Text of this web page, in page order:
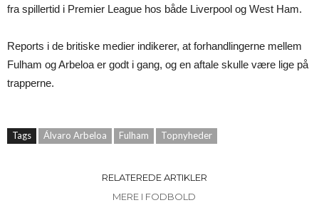
fra spillertid i Premier League hos både Liverpool og West Ham.
Reports i de britiske medier indikerer, at forhandlingerne mellem
Fulham og Arbeloa er godt i gang, og en aftale skulle være lige på
trapperne.
Tags Álvaro Arbeloa Fulham Topnyheder
RELATEREDE ARTIKLER
MERE I FODBOLD